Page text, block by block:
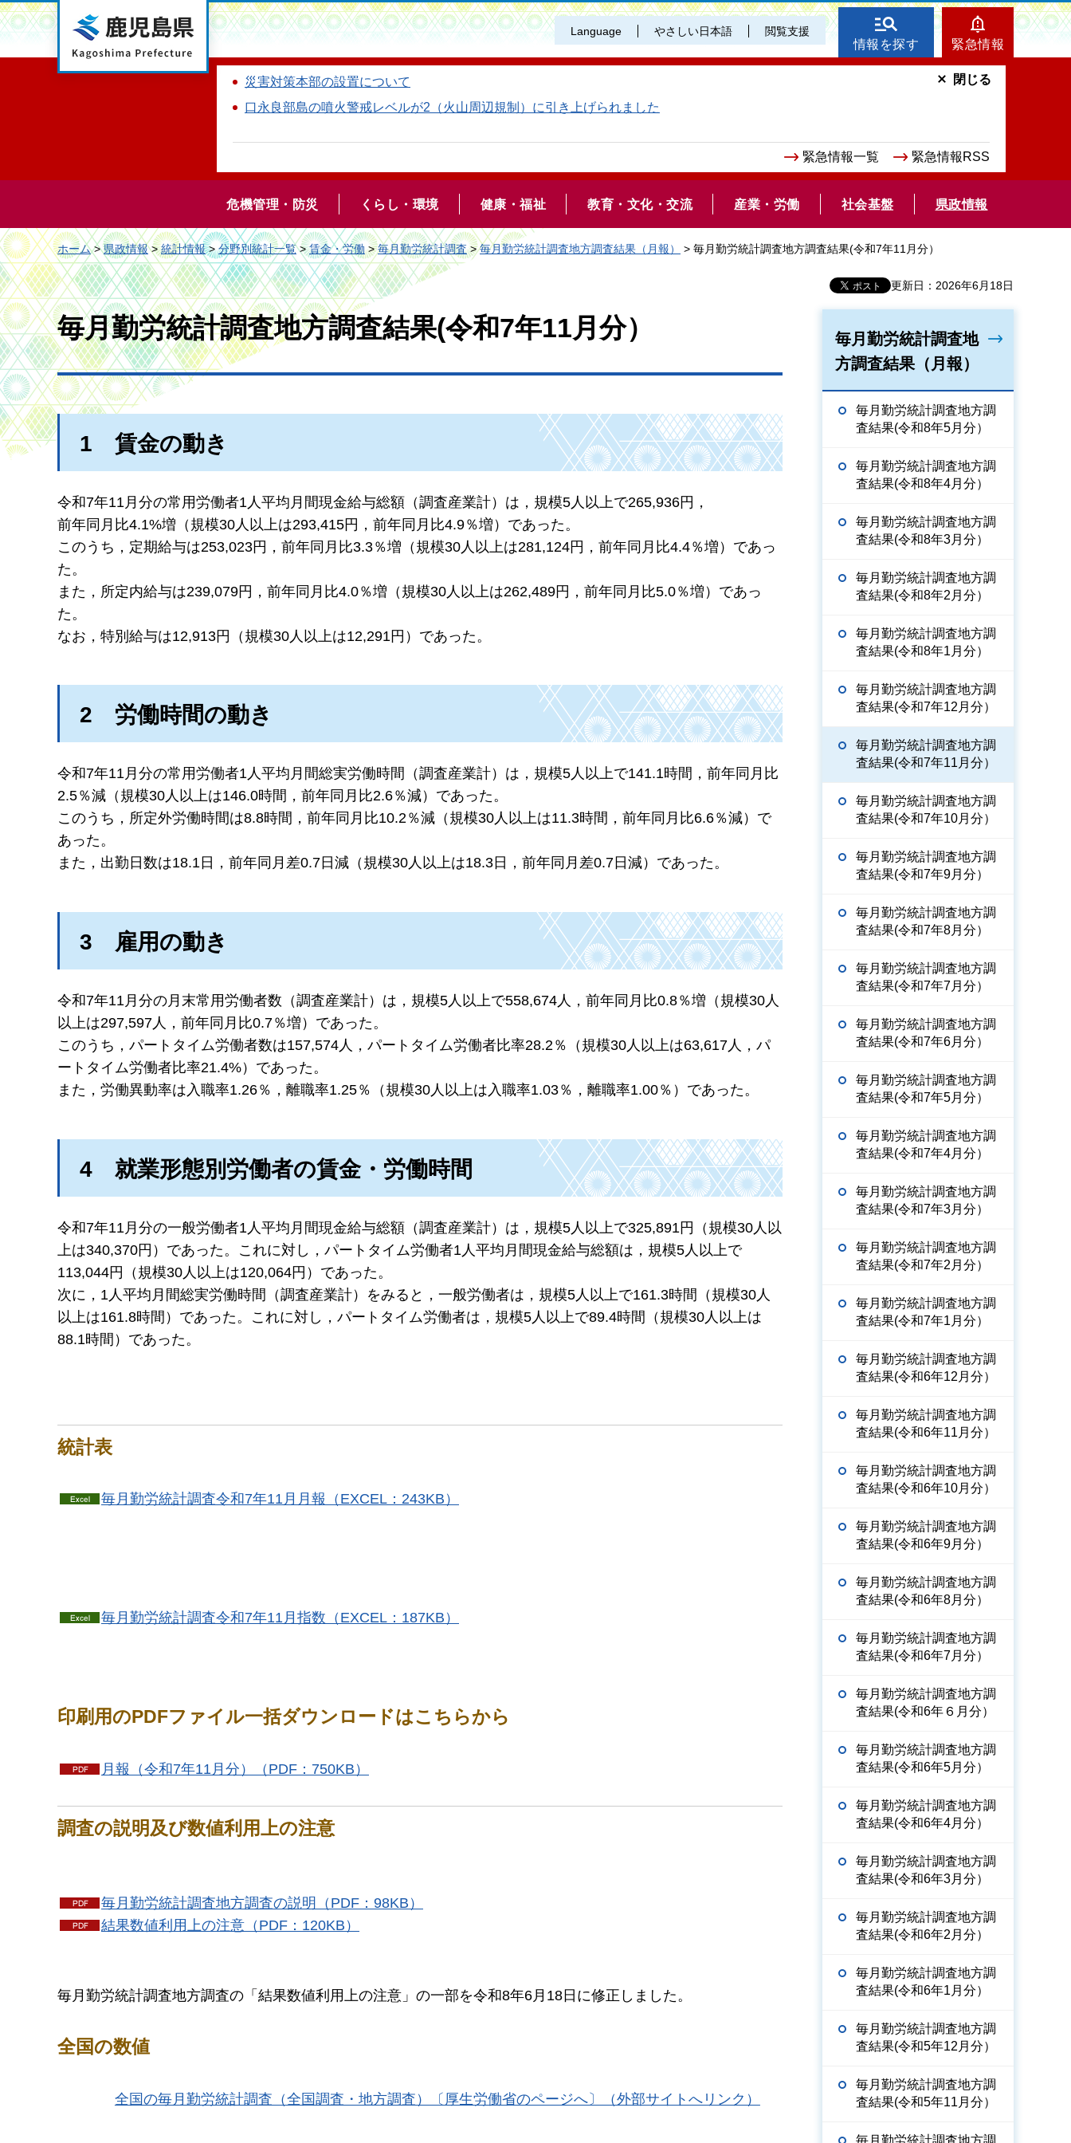
鹿児島県 Language やさしい日本語 閲覧支援
情報を探す 緊急情報
災害対策本部の設置について
口永良部島の噴火警戒レベルが2（火山周辺規制）に引き上げられました
緊急情報一覧 緊急情報RSS
閉じる
危機管理・防災 くらし・環境 健康・福祉 教育・文化・交流 産業・労働 社会基盤 県政情報
ホーム>県政情報>統計情報>分野別統計一覧>賃金・労働>毎月勤労統計調査>毎月勤労統計調査地方調査結果（月報） > 毎月勤労統計調査地方調査結果(令和7年11月分）
更新日：2026年6月18日
毎月勤労統計調査地方調査結果(令和7年11月分）
1 賃金の動き
令和7年11月分の常用労働者1人平均月間現金給与総額（調査産業計）は，規模5人以上で265,936円，
前年同月比4.1%増（規模30人以上は293,415円，前年同月比4.9％増）であった。
このうち，定期給与は253,023円，前年同月比3.3％増（規模30人以上は281,124円，前年同月比4.4％増）であっ
た。
また，所定内給与は239,079円，前年同月比4.0％増（規模30人以上は262,489円，前年同月比5.0％増）であっ
た。
なお，特別給与は12,913円（規模30人以上は12,291円）であった。
2 労働時間の動き
令和7年11月分の常用労働者1人平均月間総実労働時間（調査産業計）は，規模5人以上で141.1時間，前年同月比
2.5％減（規模30人以上は146.0時間，前年同月比2.6％減）であった。
このうち，所定外労働時間は8.8時間，前年同月比10.2％減（規模30人以上は11.3時間，前年同月比6.6％減）で
あった。
また，出勤日数は18.1日，前年同月差0.7日減（規模30人以上は18.3日，前年同月差0.7日減）であった。
3 雇用の動き
令和7年11月分の月末常用労働者数（調査産業計）は，規模5人以上で558,674人，前年同月比0.8％増（規模30人
以上は297,597人，前年同月比0.7％増）であった。
このうち，パートタイム労働者数は157,574人，パートタイム労働者比率28.2％（規模30人以上は63,617人，パ
ートタイム労働者比率21.4%）であった。
また，労働異動率は入職率1.26％，離職率1.25％（規模30人以上は入職率1.03％，離職率1.00％）であった。
4 就業形態別労働者の賃金・労働時間
令和7年11月分の一般労働者1人平均月間現金給与総額（調査産業計）は，規模5人以上で325,891円（規模30人以
上は340,370円）であった。これに対し，パートタイム労働者1人平均月間現金給与総額は，規模5人以上で
113,044円（規模30人以上は120,064円）であった。
次に，1人平均月間総実労働時間（調査産業計）をみると，一般労働者は，規模5人以上で161.3時間（規模30人
以上は161.8時間）であった。これに対し，パートタイム労働者は，規模5人以上で89.4時間（規模30人以上は
88.1時間）であった。
統計表
毎月勤労統計調査令和7年11月月報（EXCEL：243KB）
毎月勤労統計調査令和7年11月指数（EXCEL：187KB）
印刷用のPDFファイル一括ダウンロードはこちらから
月報（令和7年11月分）（PDF：750KB）
調査の説明及び数値利用上の注意
毎月勤労統計調査地方調査の説明（PDF：98KB）
結果数値利用上の注意（PDF：120KB）
毎月勤労統計調査地方調査の「結果数値利用上の注意」の一部を令和8年6月18日に修正しました。
全国の数値
全国の毎月勤労統計調査（全国調査・地方調査）〔厚生労働省のページへ〕（外部サイトへリンク）
毎月勤労統計調査地
方調査結果（月報）
毎月勤労統計調査地方調
査結果(令和8年5月分）
毎月勤労統計調査地方調
査結果(令和8年4月分）
毎月勤労統計調査地方調
査結果(令和8年3月分）
毎月勤労統計調査地方調
査結果(令和8年2月分）
毎月勤労統計調査地方調
査結果(令和8年1月分）
毎月勤労統計調査地方調
査結果(令和7年12月分）
毎月勤労統計調査地方調
査結果(令和7年11月分）
毎月勤労統計調査地方調
査結果(令和7年10月分）
毎月勤労統計調査地方調
査結果(令和7年9月分）
毎月勤労統計調査地方調
査結果(令和7年8月分）
毎月勤労統計調査地方調
査結果(令和7年7月分）
毎月勤労統計調査地方調
査結果(令和7年6月分）
毎月勤労統計調査地方調
査結果(令和7年5月分）
毎月勤労統計調査地方調
査結果(令和7年4月分）
毎月勤労統計調査地方調
査結果(令和7年3月分）
毎月勤労統計調査地方調
査結果(令和7年2月分）
毎月勤労統計調査地方調
査結果(令和7年1月分）
毎月勤労統計調査地方調
査結果(令和6年12月分）
毎月勤労統計調査地方調
査結果(令和6年11月分）
毎月勤労統計調査地方調
査結果(令和6年10月分）
毎月勤労統計調査地方調
査結果(令和6年9月分）
毎月勤労統計調査地方調
査結果(令和6年8月分）
毎月勤労統計調査地方調
査結果(令和6年7月分）
毎月勤労統計調査地方調
査結果(令和6年６月分）
毎月勤労統計調査地方調
査結果(令和6年5月分）
毎月勤労統計調査地方調
査結果(令和6年4月分）
毎月勤労統計調査地方調
査結果(令和6年3月分）
毎月勤労統計調査地方調
査結果(令和6年2月分）
毎月勤労統計調査地方調
査結果(令和6年1月分）
毎月勤労統計調査地方調
査結果(令和5年12月分）
毎月勤労統計調査地方調
査結果(令和5年11月分）
毎月勤労統計調査地方調